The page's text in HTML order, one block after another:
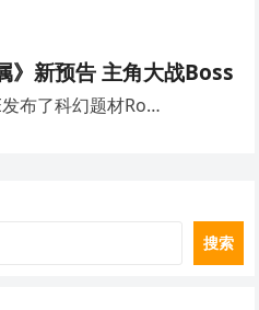
》新预告 主角大战Boss
发布了科幻题材Ro…
搜索